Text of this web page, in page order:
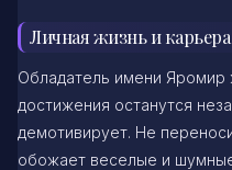
Личная жизнь и
Обладатель имени Яромир
достижения останутся
демотивирует. Не
обожает веселые и